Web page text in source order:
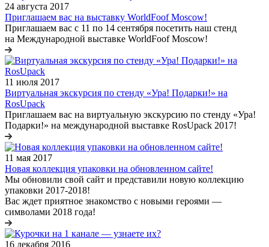
24 августа 2017
Приглашаем вас на выставку WorldFoof Moscow!
Приглашаем вас с 11 по 14 сентября посетить наш стенд
на Международной выставке WorldFoof Moscow!
11 июля 2017
Виртуальная экскурсия по стенду «Ура! Подарки!» на
RosUpack
Приглашаем вас на виртуальную экскурсию по стенду «Ура!
Подарки!» на международной выставке RosUpack 2017!
11 мая 2017
Новая коллекция упаковки на обновленном сайте!
Мы обновили свой сайт и представили новую коллекцию
упаковки 2017-2018!
Вас ждет приятное знакомство с новыми героями —
символами 2018 года!
16 декабря 2016